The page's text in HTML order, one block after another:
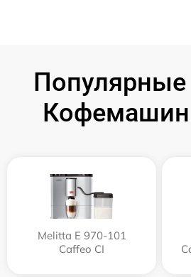
Melitta Е 970-101
Caffeo CI